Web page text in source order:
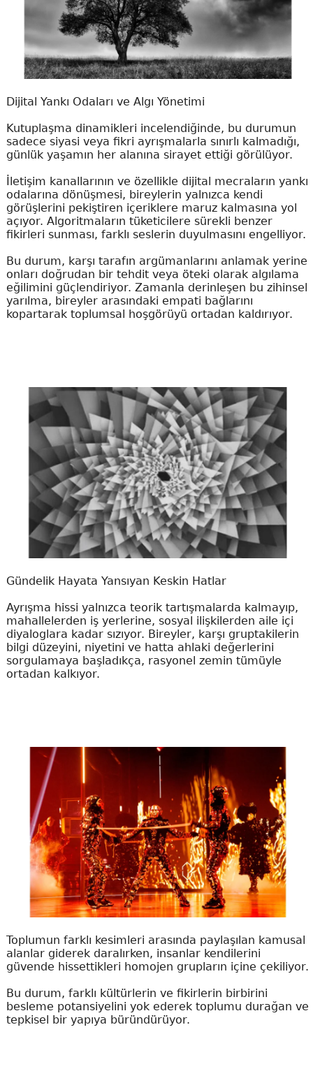
Dijital Yankı Odaları ve Algı Yönetimi
Kutuplaşma dinamikleri incelendiğinde, bu durumun
sadece siyasi veya fikri ayrışmalarla sınırlı kalmadığı,
günlük yaşamın her alanına sirayet ettiği görülüyor.
İletişim kanallarının ve özellikle dijital mecraların yankı
odalarına dönüşmesi, bireylerin yalnızca kendi
görüşlerini pekiştiren içeriklere maruz kalmasına yol
açıyor. Algoritmaların tüketicilere sürekli benzer
fikirleri sunması, farklı seslerin duyulmasını engelliyor.
Bu durum, karşı tarafın argümanlarını anlamak yerine
onları doğrudan bir tehdit veya öteki olarak algılama
eğilimini güçlendiriyor. Zamanla derinleşen bu zihinsel
yarılma, bireyler arasındaki empati bağlarını
kopartarak toplumsal hoşgörüyü ortadan kaldırıyor.
Gündelik Hayata Yansıyan Keskin Hatlar
Ayrışma hissi yalnızca teorik tartışmalarda kalmayıp,
mahallelerden iş yerlerine, sosyal ilişkilerden aile içi
diyaloglara kadar sızıyor. Bireyler, karşı gruptakilerin
bilgi düzeyini, niyetini ve hatta ahlaki değerlerini
sorgulamaya başladıkça, rasyonel zemin tümüyle
ortadan kalkıyor.
Toplumun farklı kesimleri arasında paylaşılan kamusal
alanlar giderek daralırken, insanlar kendilerini
güvende hissettikleri homojen grupların içine çekiliyor.
Bu durum, farklı kültürlerin ve fikirlerin birbirini
besleme potansiyelini yok ederek toplumu durağan ve
tepkisel bir yapıya büründürüyor.